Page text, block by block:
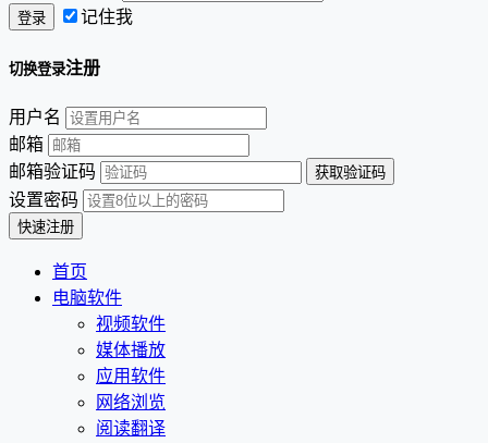
记住我
切换登录注册
用户名
邮箱
邮箱验证码
设置密码
首页
电脑软件
视频软件
媒体播放
应用软件
网络浏览
阅读翻译